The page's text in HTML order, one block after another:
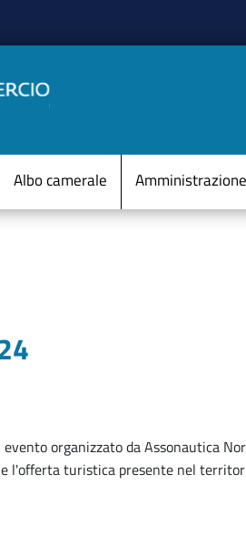
D'ITALIA Menu
Albo camerale
organizzato da Assonautica
l'offerta turistica presente nel